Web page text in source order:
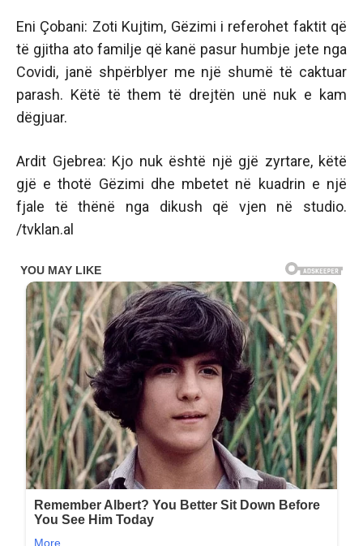
Eni Çobani: Zoti Kujtim, Gëzimi i referohet faktit që
të gjitha ato familje që kanë pasur humbje jete nga
Covidi, janë shpërblyer me një shumë të caktuar
parash. Këtë të them të drejtën unë nuk e kam
dëgjuar.
Ardit Gjebrea: Kjo nuk është një gjë zyrtare, këtë
gjë e thotë Gëzimi dhe mbetet në kuadrin e një
fjale të thënë nga dikush që vjen në studio.
/tvklan.al